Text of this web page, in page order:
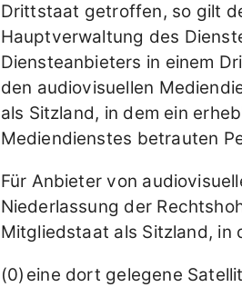
Drittstaat getroffen, so gilt
Hauptverwaltung des
Diensteanbieters in einem
den audiovisuellen
als Sitzland, in dem ein
Mediendienstes betrauten
Für Anbieter von
Niederlassung der
Mitgliedstaat als Sitzland, in
eine dort gelegene